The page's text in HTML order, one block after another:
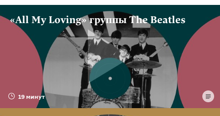
19 минут
«All My Loving» группы The Beatles